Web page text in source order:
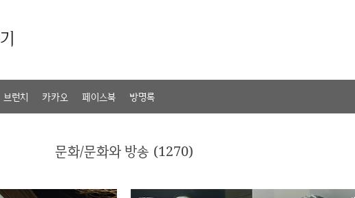
브런치 카카오 페이스북 방명록
문화/문화와 방송 (1270)